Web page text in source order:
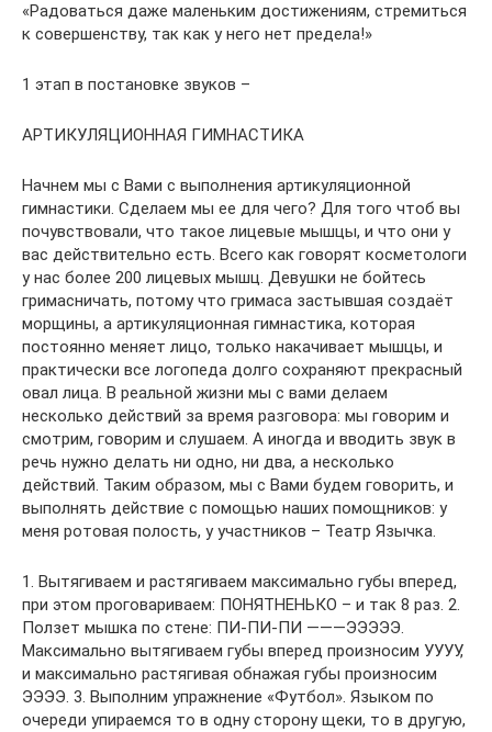
«Радоваться даже маленьким достижениям, стремиться
к совершенству, так как у него нет предела!»
1 этап в постановке звуков –
АРТИКУЛЯЦИОННАЯ ГИМНАСТИКА
Начнем мы с Вами с выполнения артикуляционной
гимнастики. Сделаем мы ее для чего? Для того чтоб вы
почувствовали, что такое лицевые мышцы, и что они у
вас действительно есть. Всего как говорят косметологи
у нас более 200 лицевых мышц. Девушки не бойтесь
гримасничать, потому что гримаса застывшая создаёт
морщины, а артикуляционная гимнастика, которая
постоянно меняет лицо, только накачивает мышцы, и
практически все логопеда долго сохраняют прекрасный
овал лица. В реальной жизни мы с вами делаем
несколько действий за время разговора: мы говорим и
смотрим, говорим и слушаем. А иногда и вводить звук в
речь нужно делать ни одно, ни два, а несколько
действий. Таким образом, мы с Вами будем говорить, и
выполнять действие с помощью наших помощников: у
меня ротовая полость, у участников – Театр Язычка.
1. Вытягиваем и растягиваем максимально губы вперед,
при этом проговариваем: ПОНЯТНЕНЬКО – и так 8 раз. 2.
Ползет мышка по стене: ПИ-ПИ-ПИ ———ЭЭЭЭЭ.
Максимально вытягиваем губы вперед произносим УУУУ,
и максимально растягивая обнажая губы произносим
ЭЭЭЭ. 3. Выполним упражнение «Футбол». Языком по
очереди упираемся то в одну сторону щеки, то в другую,